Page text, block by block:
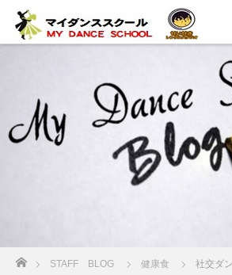
ホーム
STAFF BLOG 健康食
社交ダ